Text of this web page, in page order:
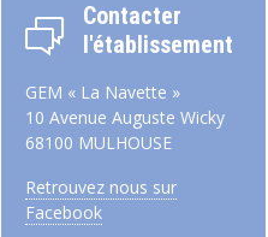
Contacter
l'établissement
GEM « La Navette »
10 Avenue Auguste Wicky
68100 MULHOUSE
Retrouvez nous sur
Facebook